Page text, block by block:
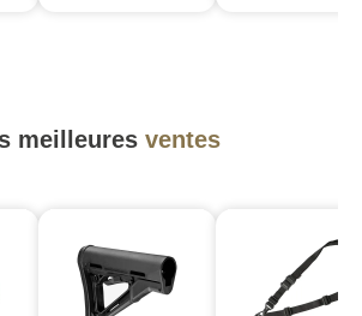
meilleures ventes